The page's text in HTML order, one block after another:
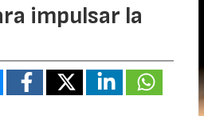
impulsar la